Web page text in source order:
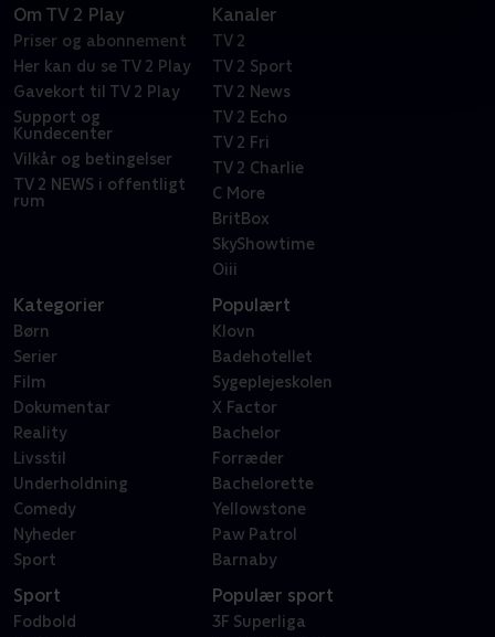
Om TV 2 Play
Priser og abonnement
Her kan du se TV 2 Play
Gavekort til TV 2 Play
Support og
Kundecenter
Vilkår og betingelser
TV 2 NEWS i offentligt
rum
Kanaler
TV 2
TV 2 Sport
TV 2 News
TV 2 Echo
TV 2 Fri
TV 2 Charlie
C More
BritBox
SkyShowtime
Oiii
Kategorier
Børn
Serier
Film
Dokumentar
Reality
Livsstil
Underholdning
Comedy
Nyheder
Sport
Populært
Klovn
Badehotellet
Sygeplejeskolen
X Factor
Bachelor
Forræder
Bachelorette
Yellowstone
Paw Patrol
Barnaby
Sport
Fodbold
Populær sport
3F Superliga